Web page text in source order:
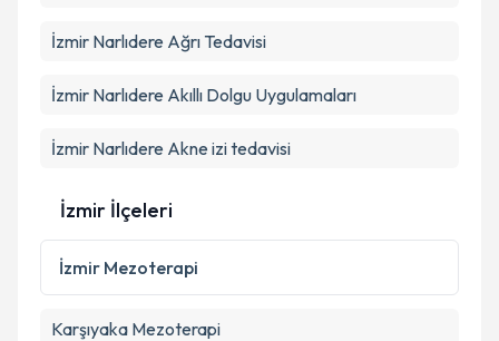
İzmir Narlıdere Ağrı Tedavisi
İzmir Narlıdere Akıllı Dolgu Uygulamaları
İzmir Narlıdere Akne izi tedavisi
İzmir İlçeleri
İzmir Mezoterapi
Karşıyaka Mezoterapi